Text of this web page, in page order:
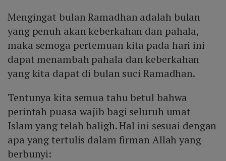
Mengingat bulan Ramadhan adalah bulan
yang penuh akan keberkahan dan pahala,
maka semoga pertemuan kita pada hari ini
dapat menambah pahala dan keberkahan
yang kita dapat di bulan suci Ramadhan.
Tentunya kita semua tahu betul bahwa
perintah puasa wajib bagi seluruh umat
Islam yang telah baligh. Hal ini sesuai dengan
apa yang tertulis dalam firman Allah yang
berbunyi: